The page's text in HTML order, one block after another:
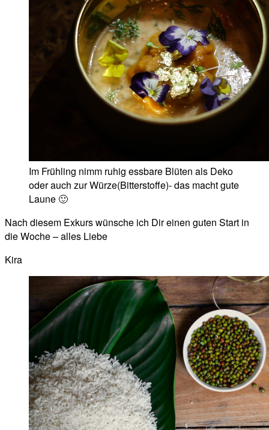
Im Frühling nimm ruhig essbare Blüten als Deko
oder auch zur Würze(Bitterstoffe)- das macht gute
Laune 🙂
Nach diesem Exkurs wünsche ich Dir einen guten Start in
die Woche – alles Liebe
Kira